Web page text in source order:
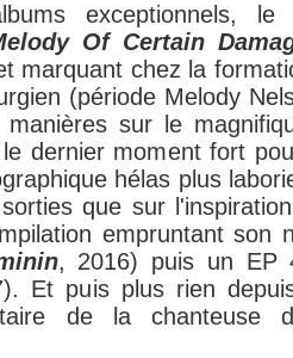
exceptionnels,
Of Certain
marquant chez la
(période Melody
manières sur le
dernier moment fort
hélas plus
que sur
empruntant
, 2016) puis un EP
Et puis plus rien
de la chanteuse